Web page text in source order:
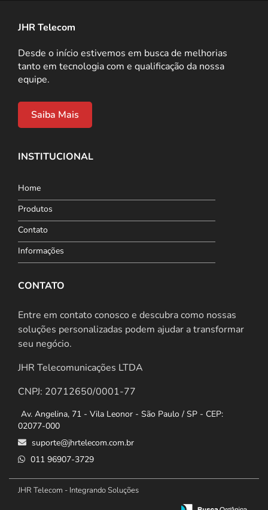
JHR Telecom
Desde o início estivemos em busca de melhorias
tanto em tecnologia com e qualificação da nossa
equipe.
Saiba Mais
INSTITUCIONAL
Home
Produtos
Contato
Informações
CONTATO
Entre em contato conosco e descubra como nossas
soluções personalizadas podem ajudar a transformar
seu negócio.
JHR Telecomunicações LTDA
CNPJ: 20712650/0001-77
Av. Angelina, 71 - Vila Leonor - São Paulo / SP - CEP:
02077-000
suporte@jhrtelecom.com.br
011 96907-3729
JHR Telecom - Integrando Soluções